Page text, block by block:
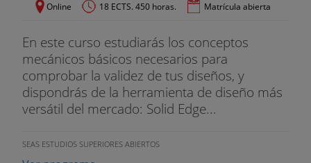
Online 18 ECTS. 450 horas. Matrícula abierta
En este curso estudiarás los conceptos
mecánicos básicos necesarios para
comprobar la validez de tus diseños, y
dispondrás de la herramienta de diseño más
versátil del mercado: Solid Edge...
SEAS ESTUDIOS SUPERIORES ABIERTOS